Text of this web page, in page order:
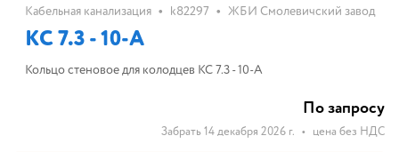
Кабельная канализация • k82297 • ЖБИ Смолевичский завод
КС 7.3 - 10-А
Кольцо стеновое для колодцев КС 7.3 - 10-А
По запросу
Забрать 14 декабря 2026 г. • цена без НДС